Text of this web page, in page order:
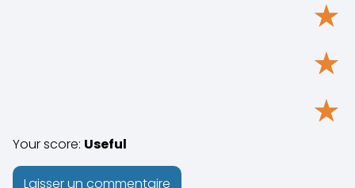
★
★
★
Your score: Useful